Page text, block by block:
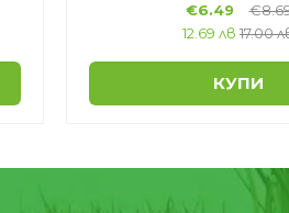
€6.49 €
12.69 лв 17.00
КУПИ